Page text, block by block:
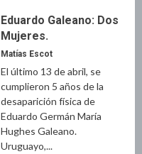
Eduardo Galeano: Dos
Mujeres.
Matías Escot
El último 13 de abril, se
cumplieron 5 años de la
desaparición física de
Eduardo Germán María
Hughes Galeano.
Uruguayo,...